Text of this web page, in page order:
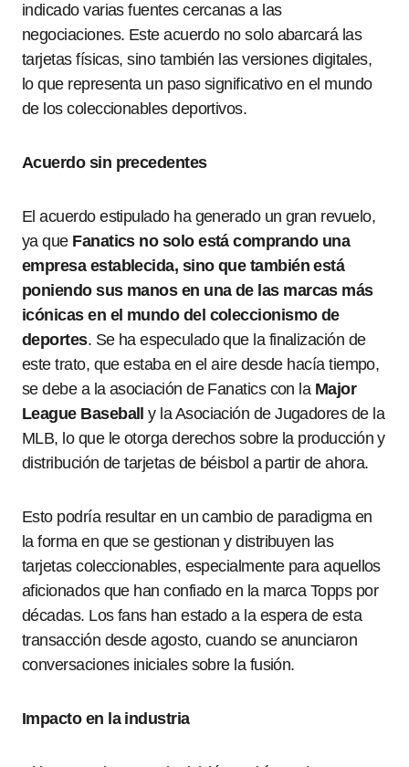
indicado varias fuentes cercanas a las
negociaciones. Este acuerdo no solo abarcará las
tarjetas físicas, sino también las versiones digitales,
lo que representa un paso significativo en el mundo
de los coleccionables deportivos.
Acuerdo sin precedentes
El acuerdo estipulado ha generado un gran revuelo,
ya que Fanatics no solo está comprando una
empresa establecida, sino que también está
poniendo sus manos en una de las marcas más
icónicas en el mundo del coleccionismo de
deportes. Se ha especulado que la finalización de
este trato, que estaba en el aire desde hacía tiempo,
se debe a la asociación de Fanatics con la Major
League Baseball y la Asociación de Jugadores de la
MLB, lo que le otorga derechos sobre la producción y
distribución de tarjetas de béisbol a partir de ahora.
Esto podría resultar en un cambio de paradigma en
la forma en que se gestionan y distribuyen las
tarjetas coleccionables, especialmente para aquellos
aficionados que han confiado en la marca Topps por
décadas. Los fans han estado a la espera de esta
transacción desde agosto, cuando se anunciaron
conversaciones iniciales sobre la fusión.
Impacto en la industria